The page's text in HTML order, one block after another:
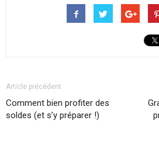
Article précédent
Comment bien profiter des
soldes (et s’y préparer !)